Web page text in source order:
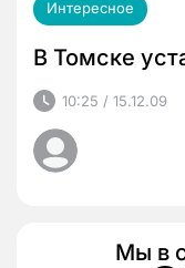
Интересное
В Томске
10:25 / 15.12.09
Мы в